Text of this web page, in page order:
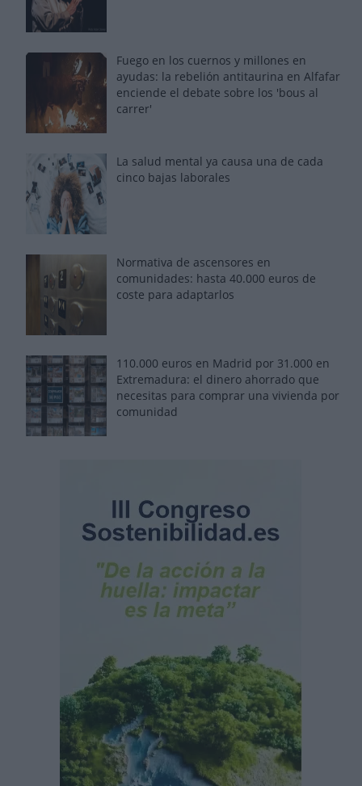
Fuego en los cuernos y millones en
ayudas: la rebelión antitaurina en Alfafar
enciende el debate sobre los 'bous al
carrer'
La salud mental ya causa una de cada
cinco bajas laborales
Normativa de ascensores en
comunidades: hasta 40.000 euros de
coste para adaptarlos
110.000 euros en Madrid por 31.000 en
Extremadura: el dinero ahorrado que
necesitas para comprar una vivienda por
comunidad